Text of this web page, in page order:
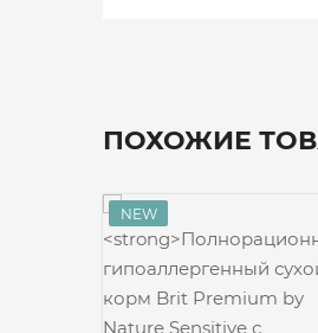
ПОХОЖИЕ